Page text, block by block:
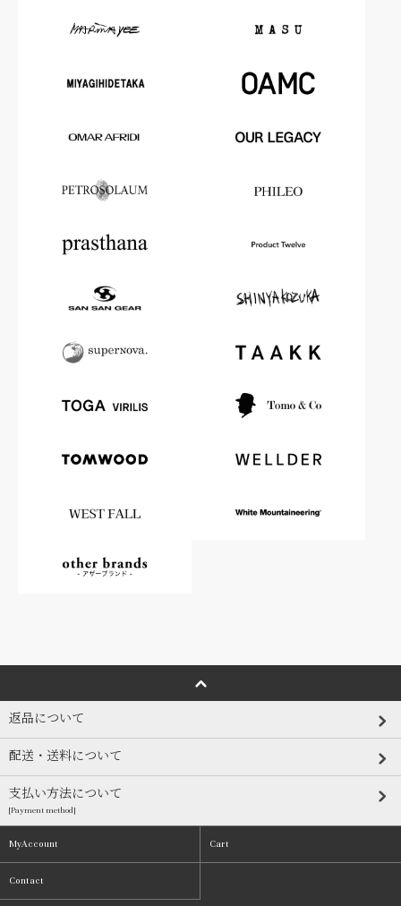
返品について
配送・送料について
支払い方法について
[Payment method]
MyAccount Cart
Contact